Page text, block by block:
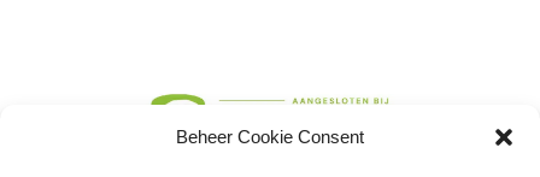
Beheer Cookie Consent